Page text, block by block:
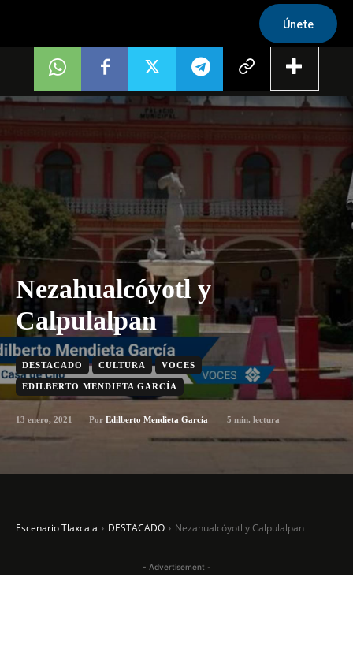
Únete
Nezahualcóyotl y
Calpulalpan
DESTACADO CULTURA VOCES
EDILBERTO MENDIETA GARCÍA
13 enero, 2021 Por Edilberto Mendieta García 5 min. lectura
Escenario Tlaxcala DESTACADO Nezahualcóyotl y Calpulalpan
- Advertisement -